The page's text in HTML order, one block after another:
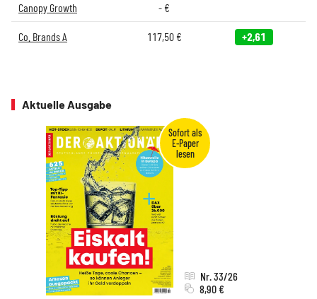
Canopy Growth - €
Co. Brands A 117,50€ +2,61
Aktuelle Ausgabe
Nr. 33/26
8,90 €